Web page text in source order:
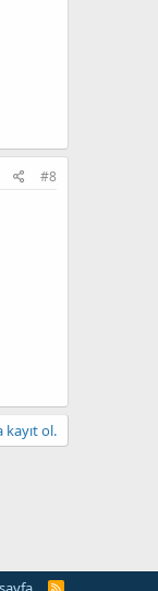
#8
kayıt ol.
R